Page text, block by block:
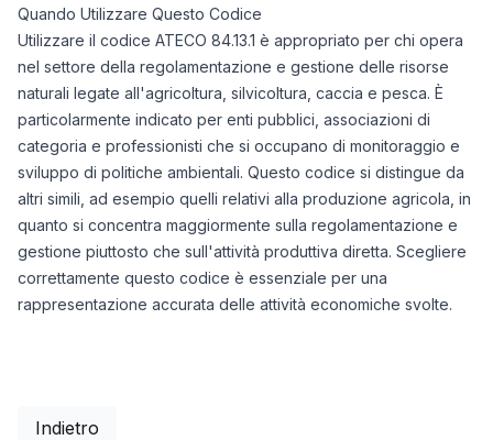
Quando Utilizzare Questo Codice
Utilizzare il codice ATECO 84.13.1 è appropriato per chi opera
nel settore della regolamentazione e gestione delle risorse
naturali legate all'agricoltura, silvicoltura, caccia e pesca. È
particolarmente indicato per enti pubblici, associazioni di
categoria e professionisti che si occupano di monitoraggio e
sviluppo di politiche ambientali. Questo codice si distingue da
altri simili, ad esempio quelli relativi alla produzione agricola, in
quanto si concentra maggiormente sulla regolamentazione e
gestione piuttosto che sull'attività produttiva diretta. Scegliere
correttamente questo codice è essenziale per una
rappresentazione accurata delle attività economiche svolte.
Indietro